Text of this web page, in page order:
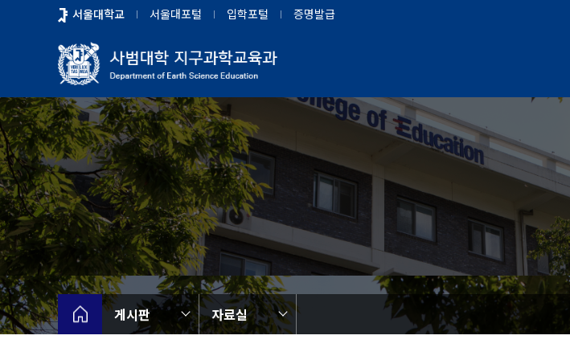
뉴
서울대학교 서울대포털 입학포털 증명발급
게시판 자료실